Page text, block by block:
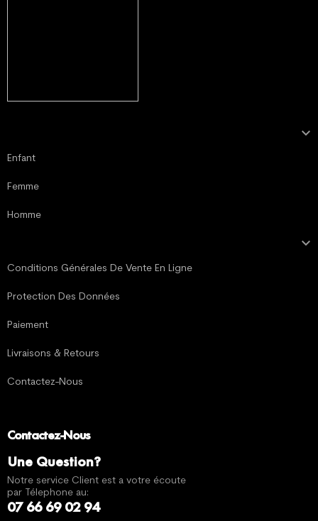

Enfant
Femme
Homme

Conditions Générales De Vente En Ligne
Protection Des Données
Paiement
Livraisons & Retours
Contactez-Nous
Contactez-Nous
Une Question?
Notre service Client est a votre écoute
par Télephone au:
07 66 69 02 94